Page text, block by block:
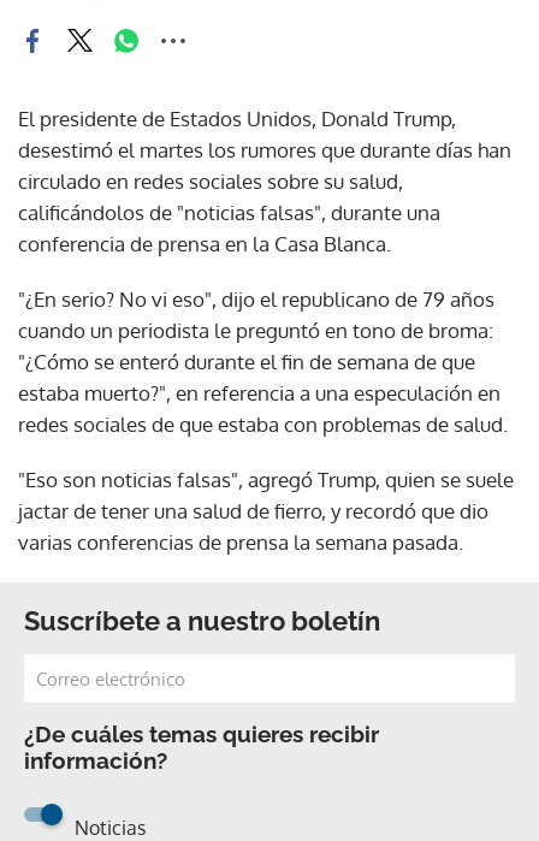
El presidente de Estados Unidos, Donald Trump,
desestimó el martes los rumores que durante días han
circulado en redes sociales sobre su salud,
calificándolos de "noticias falsas", durante una
conferencia de prensa en la Casa Blanca.
"¿En serio? No vi eso", dijo el republicano de 79 años
cuando un periodista le preguntó en tono de broma:
"¿Cómo se enteró durante el fin de semana de que
estaba muerto?", en referencia a una especulación en
redes sociales de que estaba con problemas de salud.
"Eso son noticias falsas", agregó Trump, quien se suele
jactar de tener una salud de fierro, y recordó que dio
varias conferencias de prensa la semana pasada.
Suscríbete a nuestro boletín
¿De cuáles temas quieres recibir
información?
Noticias